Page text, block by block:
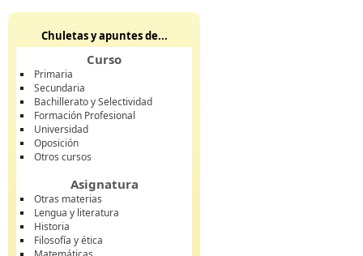
Chuletas y apuntes de...
Curso
Primaria
Secundaria
Bachillerato y Selectividad
Formación Profesional
Universidad
Oposición
Otros cursos
Asignatura
Otras materias
Lengua y literatura
Historia
Filosofía y ética